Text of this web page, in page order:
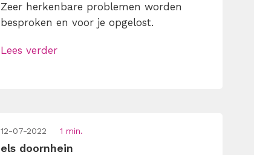
Zeer herkenbare problemen worden
besproken en voor je opgelost.
Lees verder
12-07-2022 1 min.
els doornhein